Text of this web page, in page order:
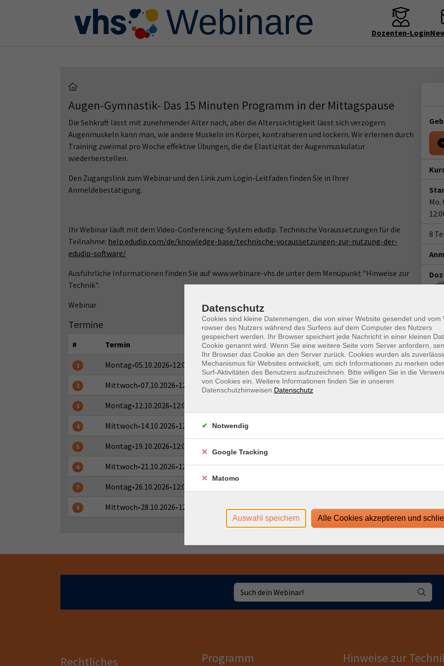
Dozenten-Login
Augen-Gymnastik- Das 15 Minuten Programm in der Mittagspause
Die Sehkraft lässt mit zunehmender Alter nach, aber die Alterssichtigkeit lässt sich verzögern.
Augenmuskeln kann man, wie andere Muskeln im Körper, kontrahieren und lockern. Wir erlernen durch
Training zweimal pro Woche effektive Übungen, die die Elastizität der Augenmuskulatur
wiederherstellen.
Den Zugangslink zum Webinar und den Link zum Login-Leitfaden finden Sie in Ihrer
Anmeldebestätigung.
Ihr Webinar läuft mit dem Video-Conferencing-System edudip. Technische Voraussetzungen für die
Teilnahme: help.edudip.com/de/knowledge-base/technische-voraussetzungen-zur-nutzung-der-
edudip-software/
Ausführliche Informationen finden Sie auf www.webinare-vhs.de unter dem Menüpunkt "Hinweise zur
Technik".
Webinar
Termine
# Termin Ort / Raum
1 Montag•05.10.2026•12:00 - 12:15 Uhr
2 Mittwoch•07.10.2026•12:00 - 12:15 Uhr
3 Montag•12.10.2026•12:00 - 12:15 Uhr
4 Mittwoch•14.10.2026•12:00 - 12:15 Uhr
5 Montag•19.10.2026•12:00 - 12:15 Uhr
6 Mittwoch•21.10.2026•12:00 - 12:15 Uhr
7 Montag•26.10.2026•12:00 - 12:15 Uhr
8 Mittwoch•28.10.2026•12:00 - 12:15 Uhr
Mo.
8
Rechtliches Programm Hinweise zur
Datenschutz
Cookies sind kleine Datenmengen, die von einer Website gesendet und vom
rowser des Nutzers während des Surfens auf dem Computer des Nutzers
gespeichert werden. Ihr Browser speichert jede Nachricht in einer kleinen
Cookie genannt wird. Wenn Sie eine weitere Seite vom Server anfordern,
Ihr Browser das Cookie an den Server zurück. Cookies wurden als
Mechanismus für Websites entwickelt, um sich Informationen zu merken
Surf-Aktivitäten des Benutzers aufzuzeichnen. Bitte willigen Sie in die
von Cookies ein. Weitere Informationen finden Sie in unseren
Datenschutzhinweisen. Datenschutz
Notwendig
Google Tracking
Matomo
Auswahl speichern Alle Cookies akzeptieren und